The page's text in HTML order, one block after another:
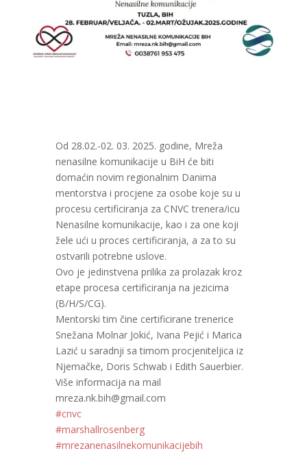
Od 28.02.-02. 03. 2025. godine, Mreža
nenasilne komunikacije u BiH će biti
domaćin novim regionalnim Danima
mentorstva i procjene za osobe koje su u
procesu certificiranja za CNVC trenera/icu
Nenasilne komunikacije, kao i za one koji
žele ući u proces certificiranja, a za to su
ostvarili potrebne uslove.
Ovo je jedinstvena prilika za prolazak kroz
etape procesa certificiranja na jezicima
(B/H/S/CG).
Mentorski tim čine certificirane trenerice
Snežana Molnar Jokić, Ivana Pejić i Marica
Lazić u saradnji sa timom procjeniteljica iz
Njemačke, Doris Schwab i Edith Sauerbier.
Više informacija na mail
mreza.nk.bih@gmail.com
#cnvc
#marshallrosenberg
#mrezanenasilnekomunikacijebih